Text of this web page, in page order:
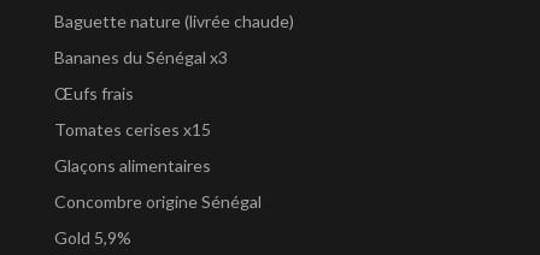
Baguette nature (livrée chaude)
Bananes du Sénégal x3
Œufs frais
Tomates cerises x15
Glaçons alimentaires
Concombre origine Sénégal
Gold 5,9%